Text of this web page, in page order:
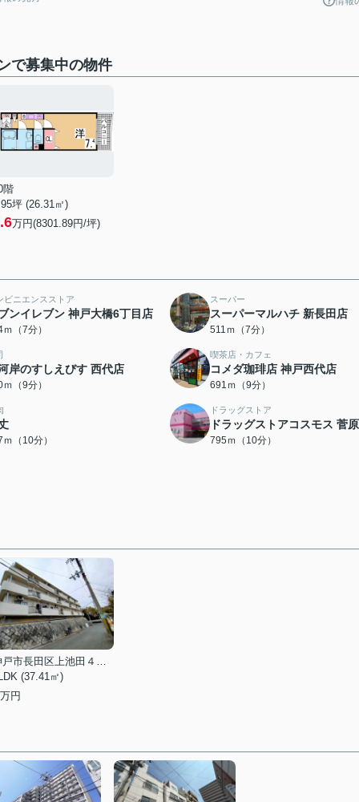
で募集中の物件
階
坪 (26.31㎡)
万円(8301.89円/坪)
ビニエンスストア
ンイレブン 神戸大橋6丁目店
（7分）
スーパー
スーパーマルハチ 新長田店
511ｍ（7分）
岸のすしえびす 西代店
（9分）
喫茶店・カフェ
コメダ珈琲店 神戸西代店
691ｍ（9分）
（10分）
ドラッグストア
ドラッグストアコスモス 菅
795ｍ（10分）
神戸市長田区上池田４丁目
(37.41㎡)
万円